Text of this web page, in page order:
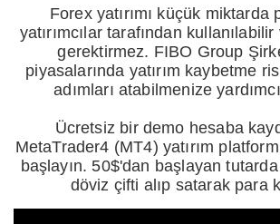
Forex yatırımı küçük miktarda
yatırımcılar tarafından
gerektirmez. FIBO Group
piyasalarında yatırım kaybetme
adımları atabilmenize
Ücretsiz bir demo hesaba
MetaTrader4 (MT4) yatırım
başlayın. 50$'dan başlayan
döviz çifti alıp satarak para